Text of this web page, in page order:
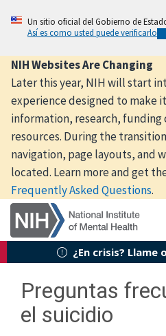
content
Un sitio oficial del Gobierno de
Así es como usted puede verificarlo
NIH Websites Are Changing
Later this year, NIH will start
experience designed to make
information, research,
resources. During the
navigation, page layouts, and
located. Learn more and get
Frequently Asked Questions.
¿En crisis? Llame
Preguntas
el suicidio